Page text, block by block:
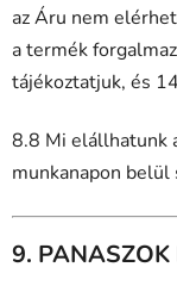
az Áru nem
a termék
tájékoztatjuk, és
8.8 Mi elállhatunk
munkanapon belül
9. PANASZOK